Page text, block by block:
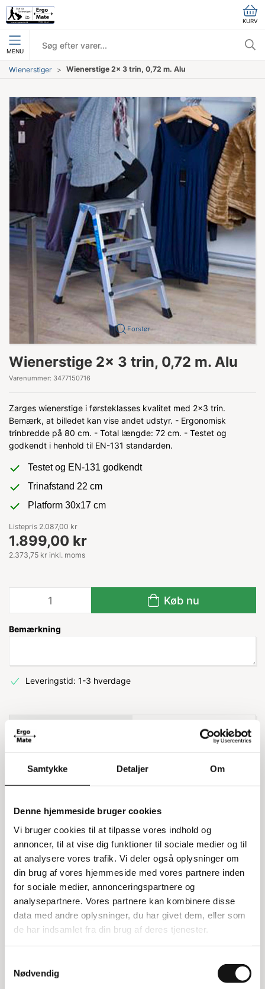
Samtykke Detaljer Om
Denne hjemmeside bruger cookies
Vi bruger cookies til at tilpasse vores indhold og
annoncer, til at vise dig funktioner til sociale medier og til
at analysere vores trafik. Vi deler også oplysninger om
din brug af vores hjemmeside med vores partnere inden
for sociale medier, annonceringspartnere og
analysepartnere. Vores partnere kan kombinere disse
data med andre oplysninger, du har givet dem, eller som
de har indsamlet fra din brug af deres tjenester.
Nødvendig
KURV
MENU
Wienerstiger Wienerstige 2x 3 trin, 0,72 m. Alu
Forstør
Wienerstige 2x 3 trin, 0,72 m. Alu
Varenummer: 3477150716
Zarges wienerstige i førsteklasses kvalitet med 2x3 trin.
Bemærk, at billedet kan vise andet udstyr. - Ergonomisk
trinbredde på 80 cm. - Total længde: 72 cm. - Testet og
godkendt i henhold til EN-131 standarden.
Testet og EN-131 godkendt
Trinafstand 22 cm
Platform 30x17 cm
Listepris 2.087,00 kr
1.899,00 kr
2.373,75 kr inkl. moms
Køb nu
Bemærkning
Leveringstid: 1-3 hverdage
Information
Zarges wienerstige med 2x3 trin
2x3 trin og er ideel til både professionelle og
private brugere. Denne stige er kendt for sin
holdbarhed og sikkerhed, hvilket gør den til et
pålideligt valg for mange opgaver.
Funktioner og fordele
Zarges wienerstigen er udstyret med en række
funktioner, der sikrer både komfort og sikkerhed.
Den har en ergotrinbredde på 80 cm, hvilket giver
en stabil og sikker platform at arbejde fra. Stigen
standarden, hvilket garanterer dens kvalitet og